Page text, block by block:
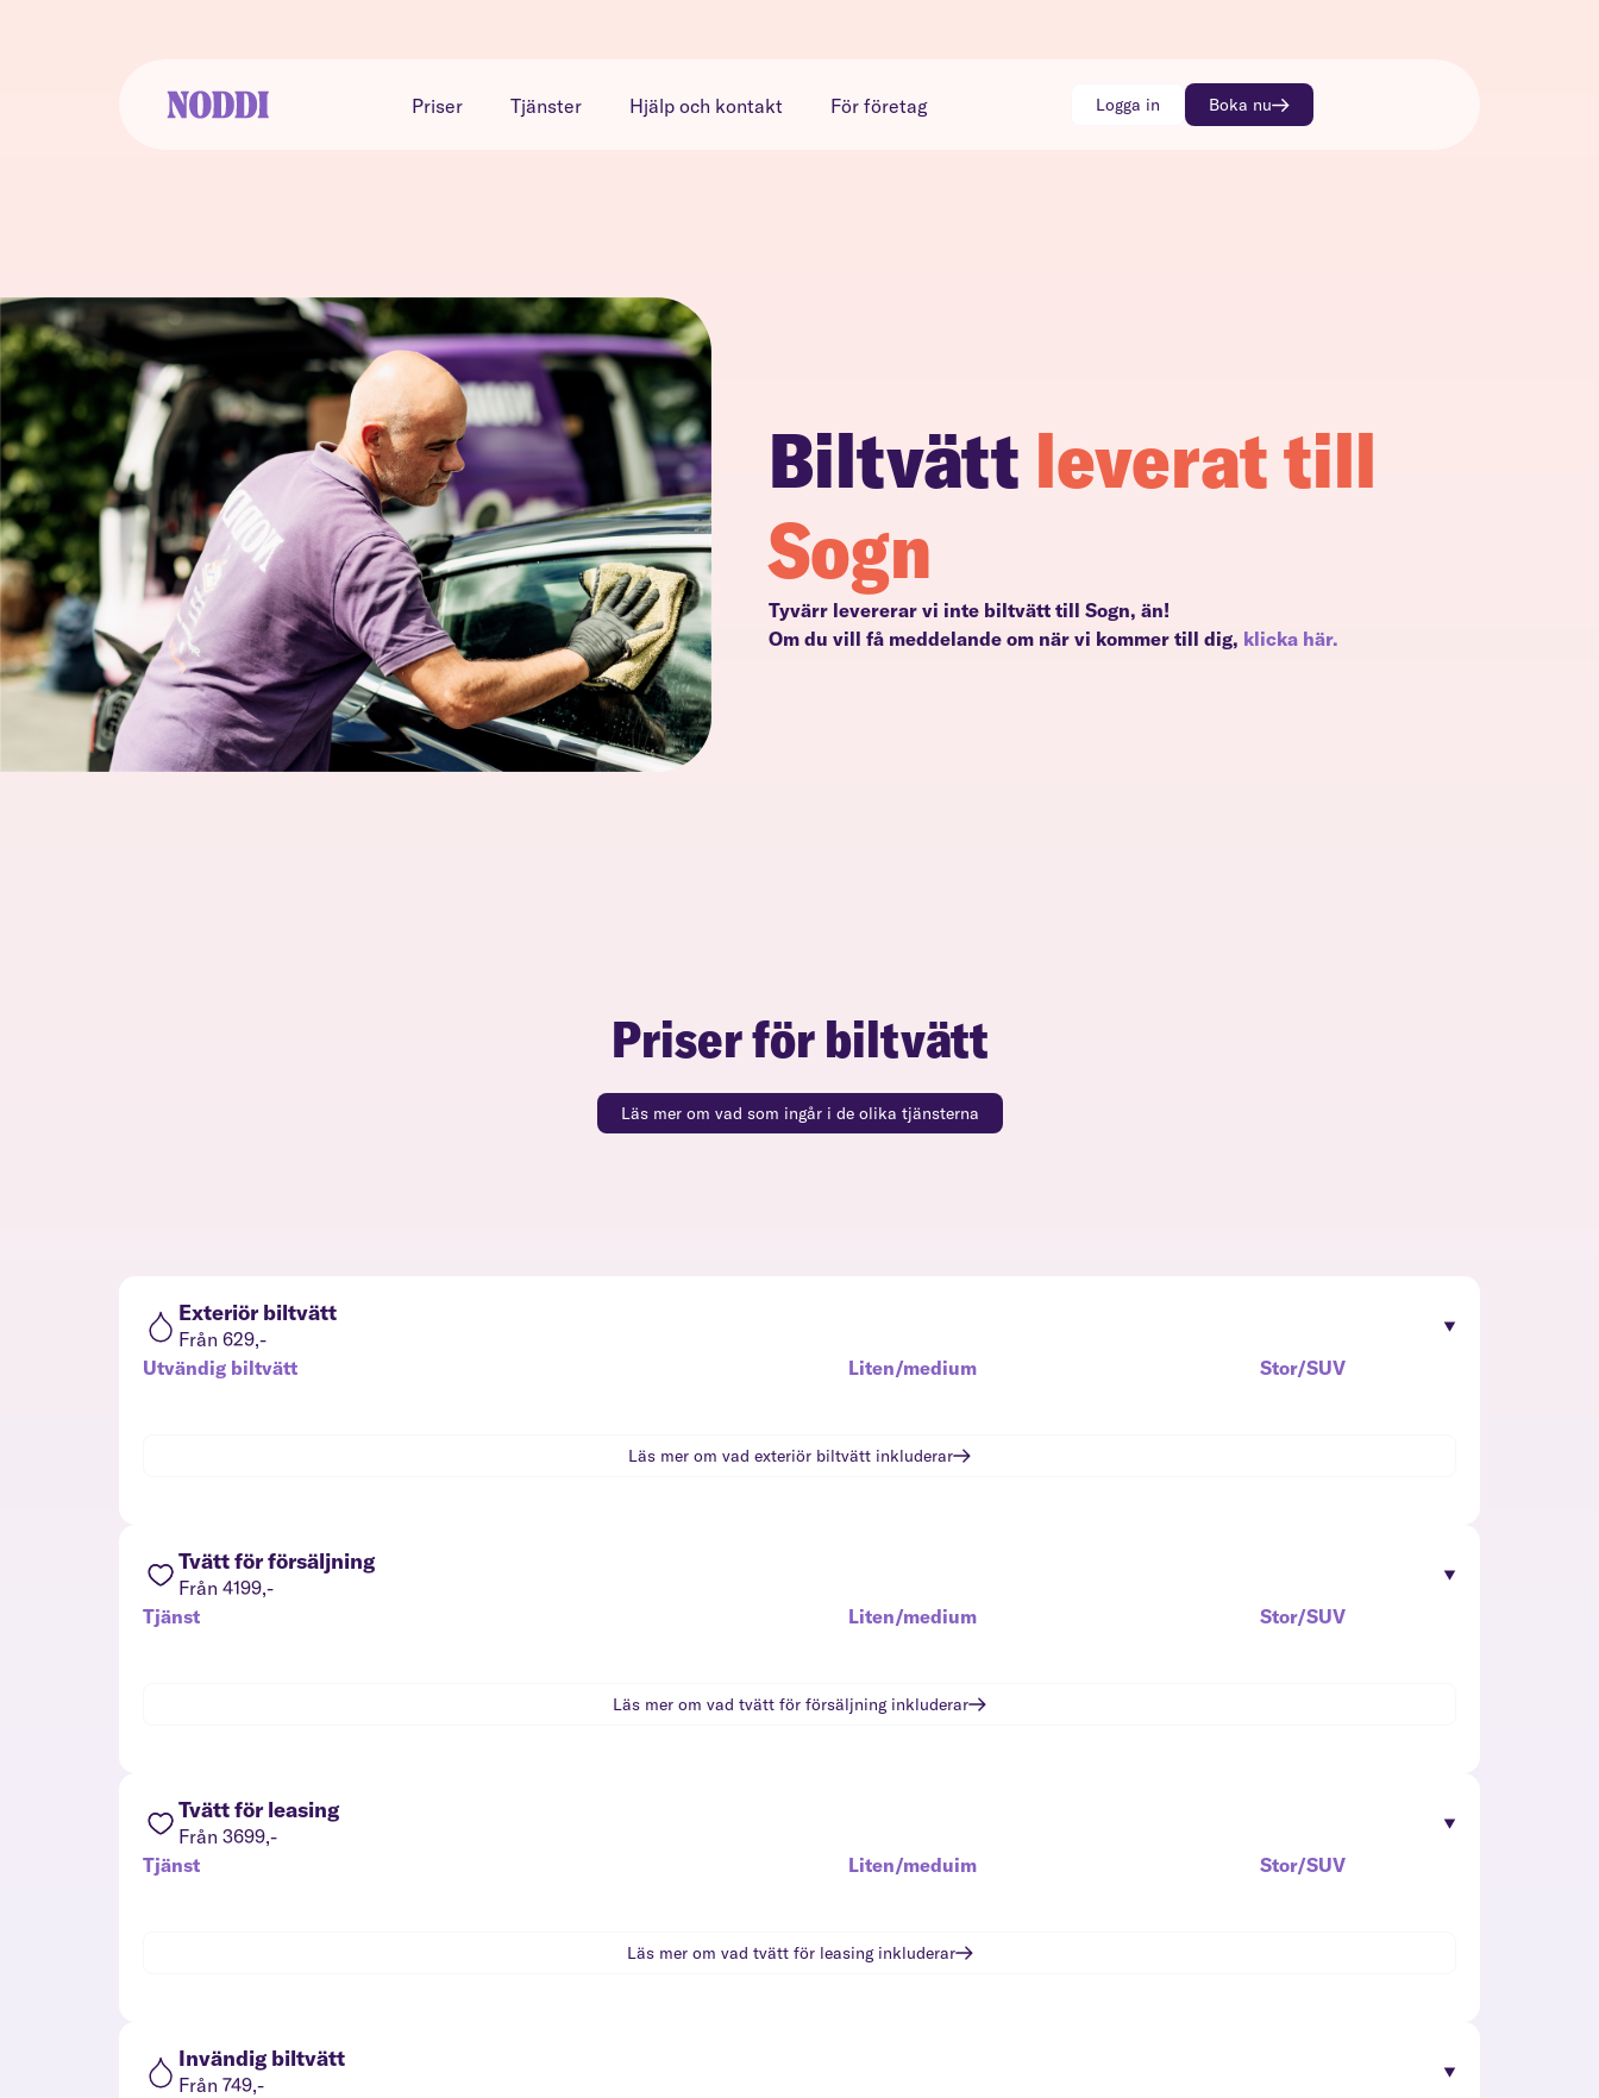
Priser Tjänster Hjälp och kontakt För företag Logga in Boka nu
Biltvätt leverat till
Sogn
Tyvärr levererar vi inte biltvätt till Sogn, än!
Om du vill få meddelande om när vi kommer till dig, klicka här.
Priser för biltvätt
Läs mer om vad som ingår i de olika tjänsterna
Exteriör biltvätt
Från 629,-
Utvändig biltvätt
Liten/medium Stor/SUV
Läs mer om vad exteriör biltvätt inkluderar
Tvätt för försäljning
Från 4199,-
Tjänst
Liten/medium Stor/SUV
Läs mer om vad tvätt för försäljninginkluderar
Tvätt för leasing
Från 3699,-
Tjänst
Liten/meduim Stor/SUV
Läs mer om vad tvätt för leasinginkluderar
Invändig biltvätt
Från 749,-